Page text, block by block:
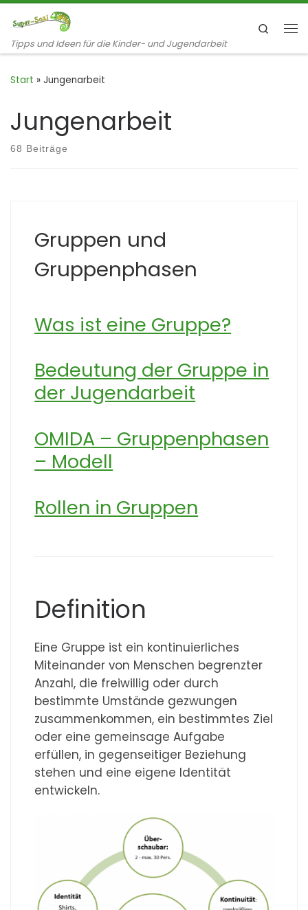
Zum Inhalt springen
Tipps und Ideen für die Kinder- und Jugendarbeit
Search
Start » Jungenarbeit
Jungenarbeit
68 Beiträge
Gruppen und
Gruppenphasen
Was ist eine Gruppe?
Bedeutung der Gruppe in
der Jugendarbeit
OMIDA – Gruppenphasen
– Modell
Rollen in Gruppen
Definition
Eine Gruppe ist ein kontinuierliches
Miteinander von Menschen begrenzter
Anzahl, die freiwillig oder durch
bestimmte Umstände gezwungen
zusammenkommen, ein bestimmtes Ziel
oder eine gemeinsage Aufgabe
erfüllen, in gegenseitiger Beziehung
stehen und eine eigene Identität
entwickeln.